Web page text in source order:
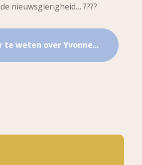
nieuwsgierigheid… ????
te weten over Yvonne...